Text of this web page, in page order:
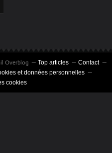
Overblog Top articles
Contact
et données personnelles
cookies